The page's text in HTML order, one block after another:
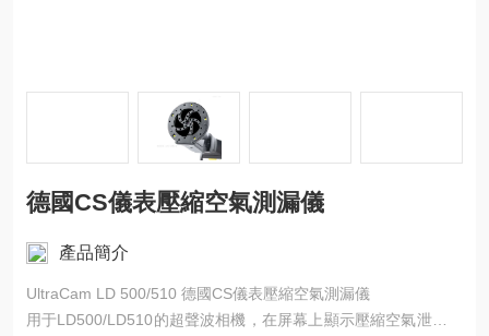
德國CS儀表壓縮空氣測漏儀
產品簡介
UltraCam LD 500/510 德國CS儀表壓縮空氣測漏儀
用于LD500/LD510的超聲波相機，在屏幕上顯示壓縮空氣泄漏的